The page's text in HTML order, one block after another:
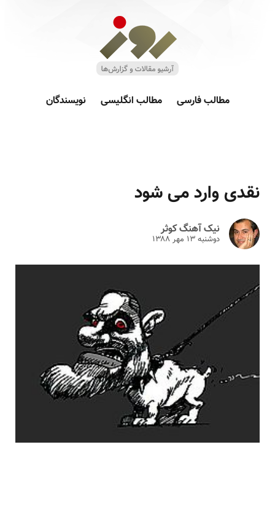
مطالب فارسی مطالب انگلیسی نویسندگان
نقدی وارد می شود
نیک آهنگ کوثر
دوشنبه ۱۳ مهر ۱۳۸۸